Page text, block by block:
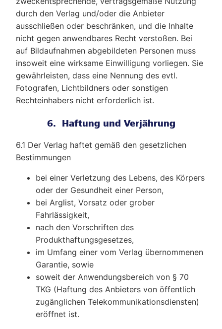
durch den Verlag und/oder die Anbieter
ausschließen oder beschränken, und die Inhalte
nicht gegen anwendbares Recht verstoßen. Bei
auf Bildaufnahmen abgebildeten Personen muss
insoweit eine wirksame Einwilligung vorliegen. Sie
gewährleisten, dass eine Nennung des evtl.
Fotografen, Lichtbildners oder sonstigen
Rechteinhabers nicht erforderlich ist.
6. Haftung und Verjährung
6.1 Der Verlag haftet gemäß den gesetzlichen
Bestimmungen
bei einer Verletzung des Lebens, des Körpers
oder der Gesundheit einer Person,
bei Arglist, Vorsatz oder grober
Fahrlässigkeit,
nach den Vorschriften des
Produkthaftungsgesetzes,
im Umfang einer vom Verlag übernommenen
Garantie, sowie
soweit der Anwendungsbereich von § 70
TKG (Haftung des Anbieters von öffentlich
zugänglichen Telekommunikationsdiensten)
eröffnet ist.